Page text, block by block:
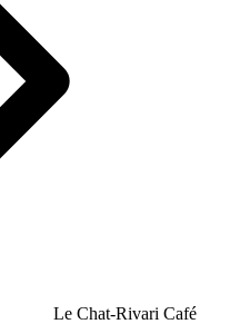
Le Chat-Rivari Café